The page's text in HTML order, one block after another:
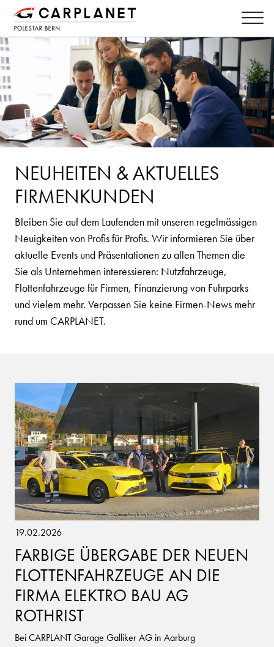
NEUHEITEN & AKTUELLES
FIRMENKUNDEN
Bleiben Sie auf dem Laufenden mit unseren regelmässigen
Neuigkeiten von Profis für Profis. Wir informieren Sie über
aktuelle Events und Präsentationen zu allen Themen die
Sie als Unternehmen interessieren: Nutzfahrzeuge,
Flottenfahrzeuge für Firmen, Finanzierung von Fuhrparks
und vielem mehr. Verpassen Sie keine Firmen-News mehr
rund um CARPLANET.
19.02.2026
FARBIGE ÜBERGABE DER NEUEN
FLOTTENFAHRZEUGE AN DIE
FIRMA ELEKTRO BAU AG
ROTHRIST
Bei CARPLANT Garage Galliker AG in Aarburg